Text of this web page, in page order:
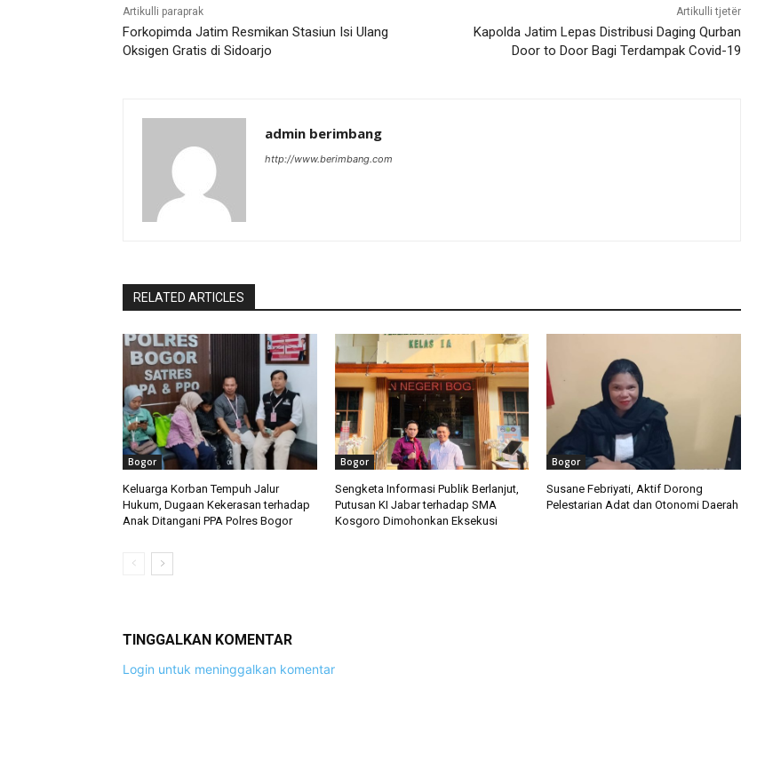
Artikulli paraprak
Forkopimda Jatim Resmikan Stasiun Isi Ulang
Oksigen Gratis di Sidoarjo
Artikulli tjetër
Kapolda Jatim Lepas Distribusi Daging Qurban
Door to Door Bagi Terdampak Covid-19
admin berimbang
http://www.berimbang.com
RELATED ARTICLES
Bogor
Keluarga Korban Tempuh Jalur
Hukum, Dugaan Kekerasan terhadap
Anak Ditangani PPA Polres Bogor
Bogor
Sengketa Informasi Publik Berlanjut,
Putusan KI Jabar terhadap SMA
Kosgoro Dimohonkan Eksekusi
Bogor
Susane Febriyati, Aktif Dorong
Pelestarian Adat dan Otonomi Daerah
TINGGALKAN KOMENTAR
Login untuk meninggalkan komentar